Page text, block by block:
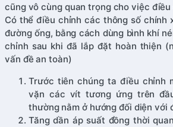
cũng vô cùng quan trọng cho việc điều
Có thể điều chỉnh các thông số chính
đường ống, bằng cách dùng bình khí
chỉnh sau khi đã lắp đặt hoàn thiện
vấn đề an toàn)
Trước tiên chúng ta điều chỉnh
vặn các vít tương ứng trên
thường nằm ở hướng đối diện với
Tăng dần áp suất đồng thời